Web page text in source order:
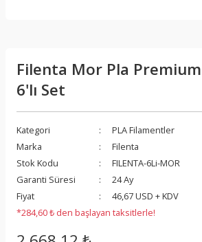
Filenta Mor Pla
6'lı Set
Kategori
PLA Filamentler
Marka
Filenta
Stok Kodu
FILENTA-6Li-MOR
Garanti Süresi
24 Ay
Fiyat
46,67 USD + KDV
*284,60 ₺ den başlayan taksitlerle!